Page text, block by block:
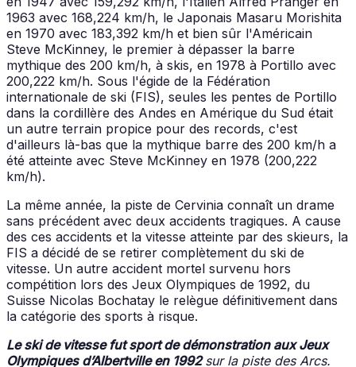
1963 avec 168,224 km/h, le Japonais Masaru Morishita
en 1970 avec 183,392 km/h et bien sûr l'Américain
Steve McKinney, le premier à dépasser la barre
mythique des 200 km/h, à skis, en 1978 à Portillo avec
200,222 km/h. Sous l'égide de la Fédération
internationale de ski (FIS), seules les pentes de Portillo
dans la cordillère des Andes en Amérique du Sud était
un autre terrain propice pour des records, c'est
d'ailleurs là-bas que la mythique barre des 200 km/h a
été atteinte avec Steve McKinney en 1978 (200,222
km/h).
La même année, la piste de Cervinia connaît un drame
sans précédent avec deux accidents tragiques. A cause
des ces accidents et la vitesse atteinte par des skieurs, la
FIS a décidé de se retirer complètement du ski de
vitesse. Un autre accident mortel survenu hors
compétition lors des Jeux Olympiques de 1992, du
Suisse Nicolas Bochatay le relègue définitivement dans
la catégorie des sports à risque.
Le ski de vitesse fut sport de démonstration aux Jeux
Olympiques d’Albertville en 1992sur la piste des Arcs.